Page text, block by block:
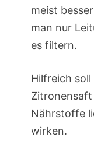
meist
man nur
es filtern.
Hilfreich
Zitronensaft
Nährstoffe
wirken.